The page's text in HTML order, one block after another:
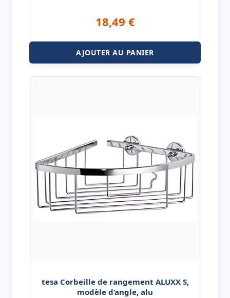
18,49 €
AJOUTER AU PANIER
tesa Corbeille de rangement ALUXX S,
modèle d’angle, alu